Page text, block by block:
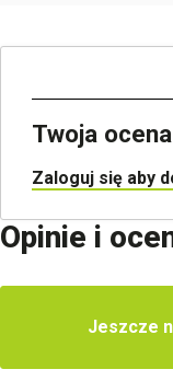
Twoja ocena
Zaloguj się aby
Opinie i
Jeszcze